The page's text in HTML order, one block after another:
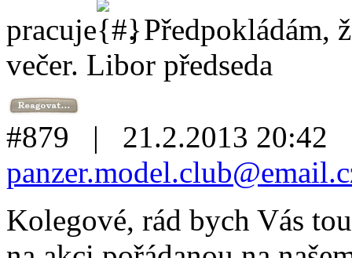
pracuje
. Předpokládám,
večer. Libor předseda
#879 | 21.2.2013
Kolegové, rád bych Vás